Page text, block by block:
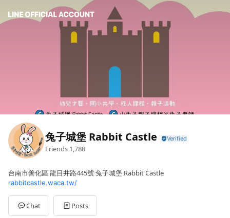
兔子城堡 Rabbit Castle
Friends 1,788
台南市善化區 龍目井路445號 兔子城堡 Rabbit Castle
rabbitcastle.waca.tw/
Chat Posts